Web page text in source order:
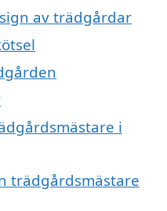
av trädgårdar
i
trädgårdsmästare